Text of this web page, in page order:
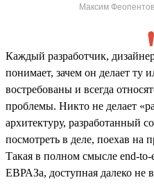
Максим
Каждый разработчик,
понимает, зачем он делает ту
востребованы и всегда
проблемы. Никто не делает
архитектуру, разработанный
посмотреть в деле, поехав на
Такая в полном смысле end-
ЕВРАЗа, доступная далеко не